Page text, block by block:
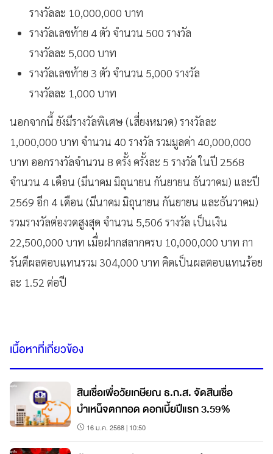
รางวัลละ 10,000,000 บาท
รางวัลเลขท้าย 4 ตัว จำนวน 500 รางวัล
รางวัลละ 5,000 บาท
รางวัลเลขท้าย 3 ตัว จำนวน 5,000 รางวัล
รางวัลละ 1,000 บาท
นอกจากนี้ ยังมีรางวัลพิเศษ (เสี่ยงหมวด) รางวัลละ
1,000,000 บาท จำนวน 40 รางวัล รวมมูลค่า 40,000,000
บาท ออกรางวัลจำนวน 8 ครั้ง ครั้งละ 5 รางวัล ในปี 2568
จำนวน 4 เดือน (มีนาคม มิถุนายน กันยายน ธันวาคม) และปี
2569 อีก 4 เดือน (มีนาคม มิถุนายน กันยายน และธันวาคม)
รวมรางวัลต่องวดสูงสุด จำนวน 5,506 รางวัล เป็นเงิน
22,500,000 บาท เมื่อฝากสลากครบ 10,000,000 บาท กา
รันตีผลตอบแทนรวม 304,000 บาท คิดเป็นผลตอบแทนร้อย
ละ 1.52 ต่อปี
เนื้อหาที่เกี่ยวข้อง
สินเชื่อเพื่อวัยเกษียณ ธ.ก.ส. จัดสินเชื่อ
บำเหน็จตกทอด ดอกเบี้ยปีแรก 3.59%
16 ม.ค. 2568 | 10:50